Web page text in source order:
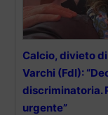
Calcio, divieto
Varchi (FdI):
discriminatoria.
urgente”